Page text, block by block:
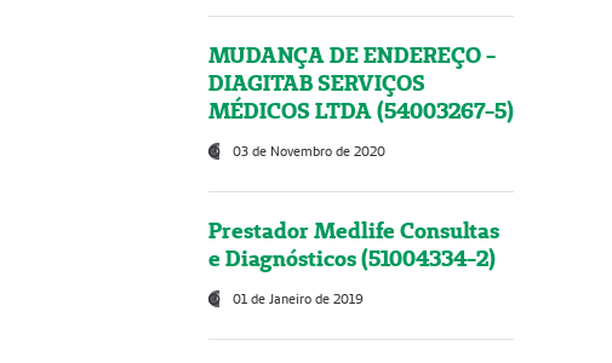
MUDANÇA DE ENDEREÇO -
DIAGITAB SERVIÇOS
MÉDICOS LTDA (54003267-5)
03 de Novembro de 2020
Prestador Medlife Consultas
e Diagnósticos (51004334-2)
01 de Janeiro de 2019